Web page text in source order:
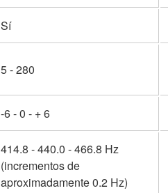
Sí
5 - 280
-6 - 0 - + 6
414.8 - 440.0 - 466.8 Hz
(incrementos de
aproximadamente 0.2 Hz)